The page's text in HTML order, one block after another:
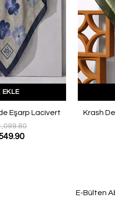
EKLE
Eşarp Lacivert Krash
E-Bülten